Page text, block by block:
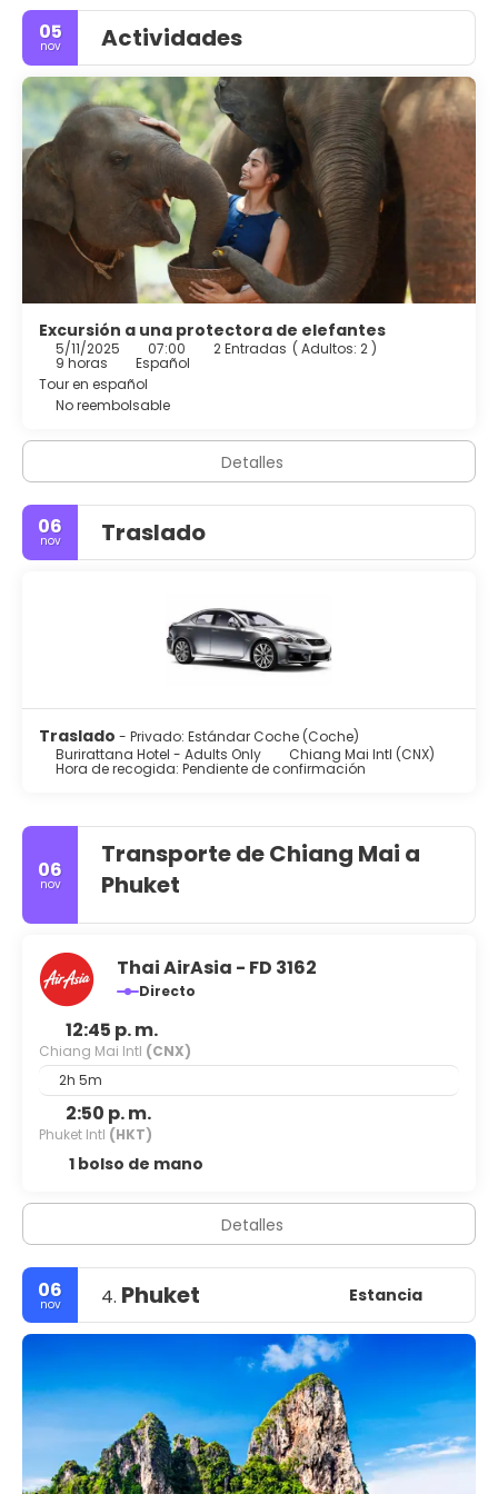
05
nov Actividades
Excursión a una protectora de elefantes
5/11/2025 07:00 2 Entradas ( Adultos: 2 )
9 horas
Español
Tour en español
No reembolsable
Detalles
06
nov Traslado
Traslado - Privado: Estándar Coche (Coche)
Burirattana Hotel - Adults Only
Chiang Mai Intl (CNX)
Hora de recogida: Pendiente de confirmación
06
nov
Transporte de Chiang Mai a
Phuket
Thai AirAsia - FD 3162
Directo
12:45 p. m.
Chiang Mai Intl (CNX)
2h 5m
2:50 p. m.
Phuket Intl (HKT)
1 bolso de mano
Detalles
06
nov 4. Phuket Estancia